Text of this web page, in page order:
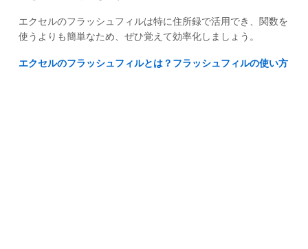
エクセルのフラッシュフィルは特に住所録で活用でき、関数を
使うよりも簡単なため、ぜひ覚えて効率化しましょう。
エクセルのフラッシュフィルとは？フラッシュフィルの使い方